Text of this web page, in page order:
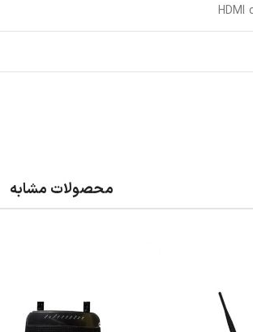
HDMI
محصولات مشابه